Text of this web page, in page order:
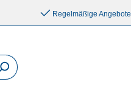
Regelmäßige Angebote